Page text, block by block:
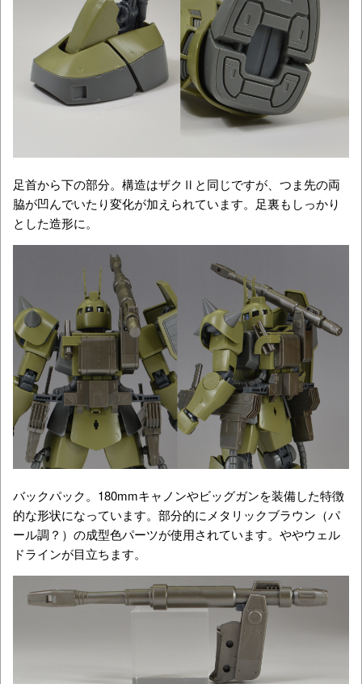
足首から下の部分。構造はザクⅡと同じですが、つま先の両
脇が凹んでいたり変化が加えられています。足裏もしっかり
とした造形に。
バックパック。180mmキャノンやビッグガンを装備した特徴
的な形状になっています。部分的にメタリックブラウン（パ
ール調？）の成型色パーツが使用されています。ややウェル
ドラインが目立ちます。